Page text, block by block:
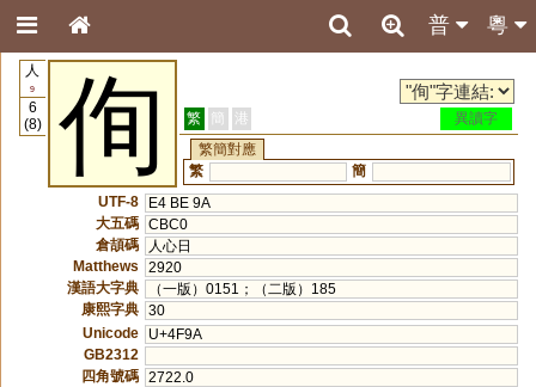
粵
普
人
9
6
(8)
侚 繁 簡 港
異讀字
繁簡對應
繁
簡
UTF-8
E4 BE 9A
大五碼 CBC0
倉頡碼
人心日
Matthews
2920
漢語大字典
（一版）0151；（二版）185
康熙字典 30
Unicode
U+4F9A
GB2312
四角號碼 2722.0